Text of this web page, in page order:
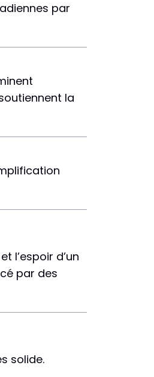
par
la
l’espoir d’un
par des
solide.